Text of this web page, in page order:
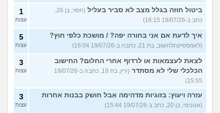
ביטול חוזה בגלל מצב לא סביר בעליל
(חסוי, בן 26,
כתב ב-19/07/26 16:15)
1
עצות
איך לדעת אם אני בחורה יפה? / מושכת כלפי חוץ?
(לאמפסיקהלחשוב, בת 21, כתבה ב-19/07/26 16:04)
5
עצות
לצאת לעצמאות או לרדוף אחרי החלום? החישוב
הכלכלי שלי לא מסתדר
(ירין, בת 19, כתבה ב-19/07/26
15:55)
3
עצות
עזרה ויעוץ: בזוגיות מדהימה אבל חושק בבנות אחרות
(אנונימי, בן 20, כתב ב-19/07/26 15:44)
3
עצות